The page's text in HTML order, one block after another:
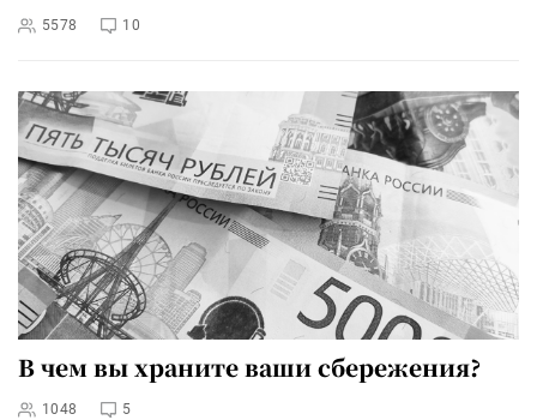
5578 10
В чем вы храните ваши сбережения?
1048 5